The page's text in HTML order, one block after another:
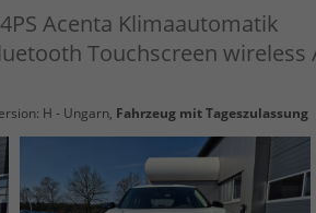
Acenta Klimaautomatik
Touchscreen wireless
H - Ungarn, Fahrzeug mit Tageszulassung